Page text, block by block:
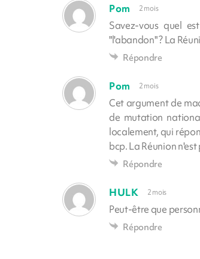
Pom 2 mois
Savez-vous quel
"l'abandon" ? La
Répondre
Pom 2 mois
Cet argument de
de mutation
localement, qui
bcp. La Réunion n'est
Répondre
HULK 2 mois
Peut-être que
Répondre